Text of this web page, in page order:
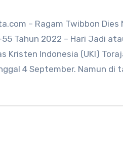
– Ragam Twibbon Dies
Tahun 2022 – Hari Jadi
Kristen Indonesia (UKI)
4 September. Namun di